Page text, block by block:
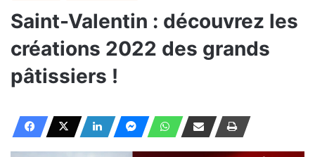
Saint-Valentin : découvrez les
créations 2022 des grands
pâtissiers !